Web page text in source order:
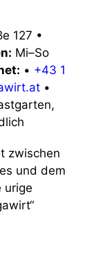
127 •
Mi–So
• +43 1
•
zwischen
und dem
urige